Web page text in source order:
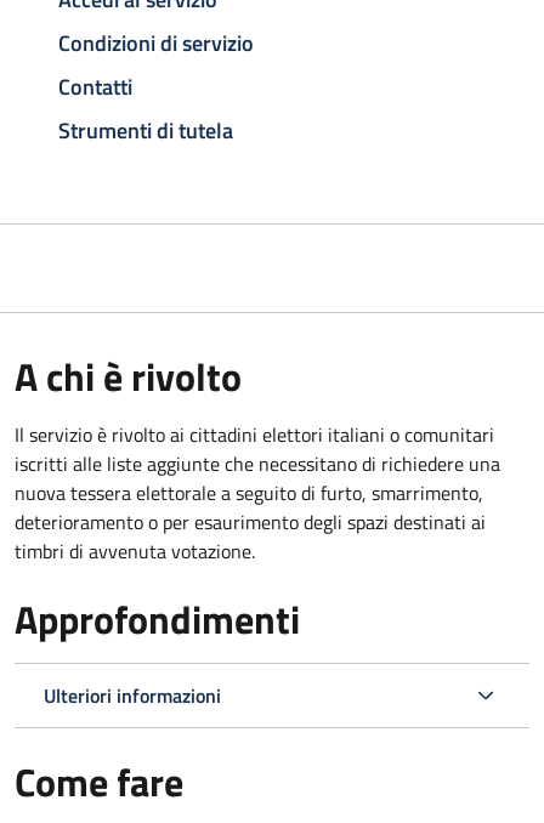
Condizioni di servizio
Contatti
Strumenti di tutela
A chi è rivolto
Il servizio è rivolto ai cittadini elettori italiani o comunitari
iscritti alle liste aggiunte che necessitano di richiedere una
nuova tessera elettorale a seguito di furto, smarrimento,
deterioramento o per esaurimento degli spazi destinati ai
timbri di avvenuta votazione.
Approfondimenti
Ulteriori informazioni
Come fare